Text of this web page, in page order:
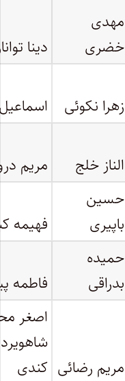
مهدی
خضری
دینا
زهرا نکوئی
الناز خلج
مریم
حسین
باپیری
فهیمه
حمیده
بدراقی
فاطمه
مریم رضائی
اصغر
کندی